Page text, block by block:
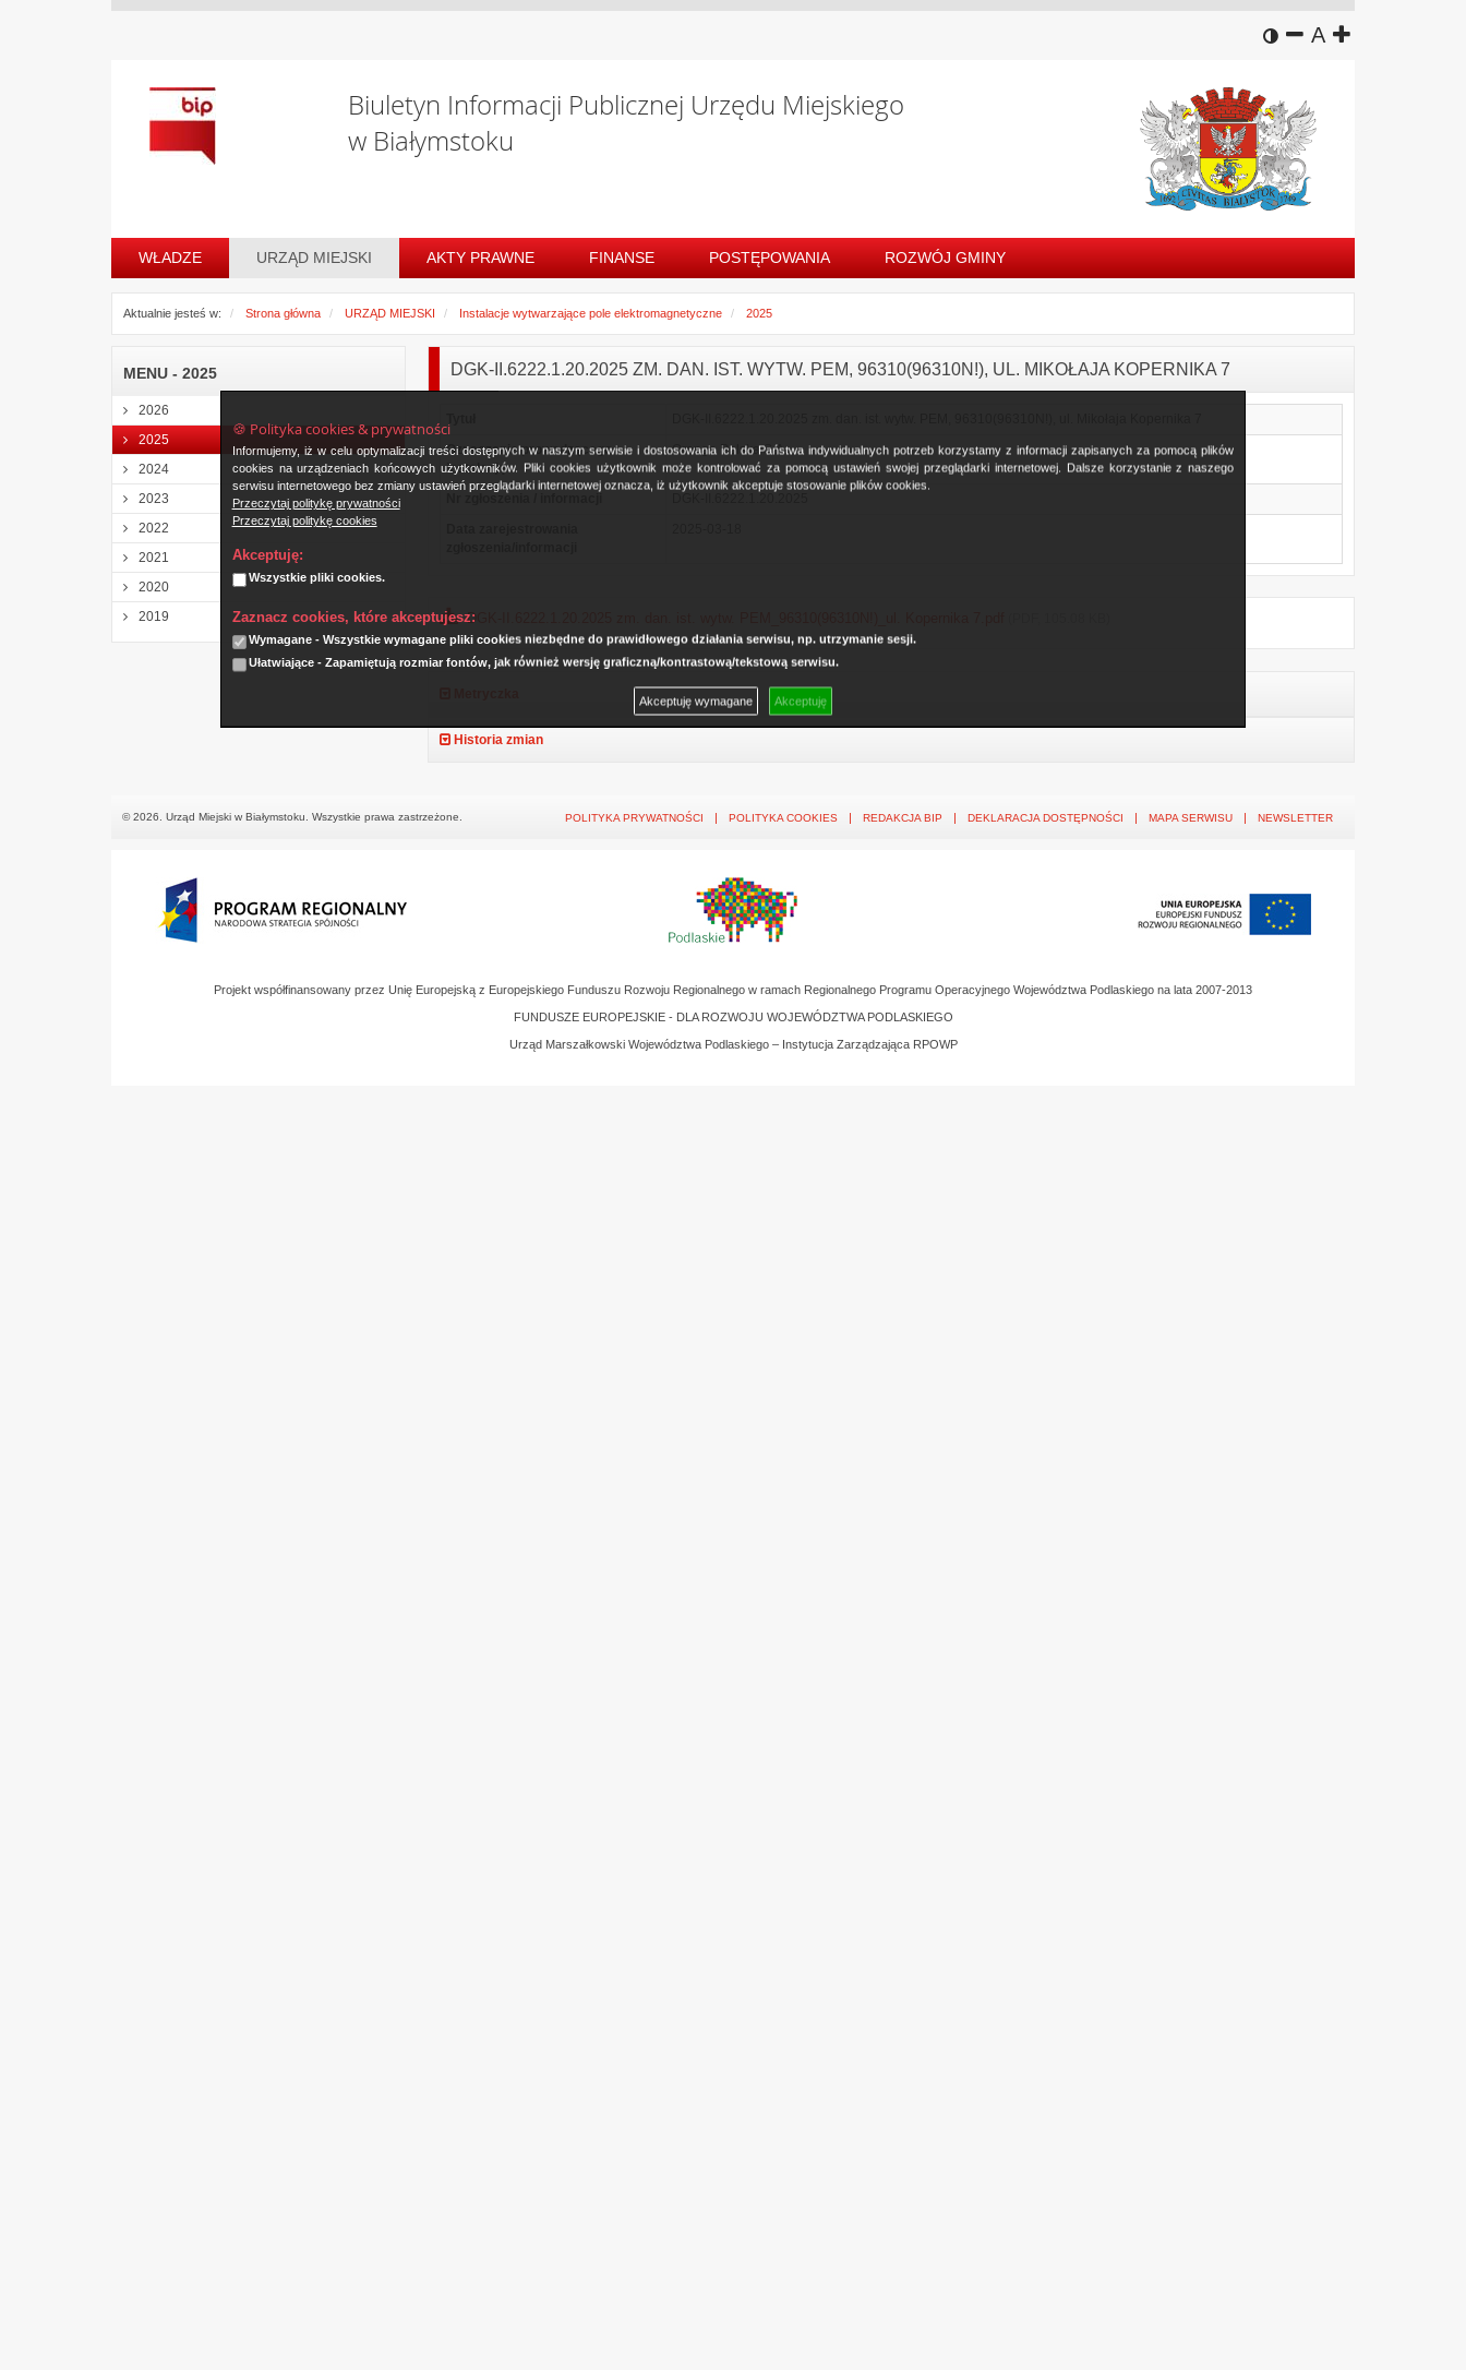
🍪 Polityka cookies & prywatności
Informujemy, iż w celu optymalizacji treści dostępnych w naszym serwisie i dostosowania ich do Państwa indywidualnych potrzeb korzystamy z informacji zapisanych za pomocą plików
cookies na urządzeniach końcowych użytkowników. Pliki cookies użytkownik może kontrolować za pomocą ustawień swojej przeglądarki internetowej. Dalsze korzystanie z naszego
serwisu internetowego bez zmiany ustawień przeglądarki internetowej oznacza, iż użytkownik akceptuje stosowanie plików cookies.
Przeczytaj politykę prywatności
Przeczytaj politykę cookies
Akceptuję:
Wszystkie pliki cookies.
Zaznacz cookies, które akceptujesz:
Wymagane - Wszystkie wymagane pliki cookies niezbędne do prawidłowego działania serwisu, np. utrzymanie sesji.
Ułatwiające - Zapamiętują rozmiar fontów, jak również wersję graficzną/kontrastową/tekstową serwisu.
Akceptuję wymagane Akceptuję
wersja kontrastowa
zmniejsz
Adomyślny
zwiększ
Biuletyn Informacji Publicznej Urzędu Miejskiego
w Białymstoku
WŁADZE URZĄD MIEJSKI AKTY PRAWNE FINANSE POSTĘPOWANIA ROZWÓJ GMINY
Aktualnie jesteś w: Strona główna URZĄD MIEJSKI Instalacje wytwarzające pole elektromagnetyczne 2025
MENU - 2025
2026
2025
2024
2023
2022
2021
2020
2019
DGK-II.6222.1.20.2025 ZM. DAN. IST. WYTW. PEM, 96310(96310N!), UL. MIKOŁAJA KOPERNIKA 7
Oznaczenie prowadzącego
instalację
Orange Polska S.A.
Nr zgłoszenia / informacji
DGK-II.6222.1.20.2025 zm. dan. ist. wytw. PEM_96310(96310N!)_ul. Kopernika 7.pdf
Historia zmian
© 2026. Urząd Miejski w Białymstoku. Wszystkie prawa zastrzeżone. POLITYKA PRYWATNOŚCI POLITYKA COOKIES REDAKCJA BIP DEKLARACJA DOSTĘPNOŚCI MAPA SERWISU NEWSLETTER
Projekt współfinansowany przez Unię Europejską z Europejskiego Funduszu Rozwoju Regionalnego w ramach Regionalnego Programu Operacyjnego Województwa Podlaskiego na lata 2007-2013
FUNDUSZE EUROPEJSKIE - DLA ROZWOJU WOJEWÓDZTWA PODLASKIEGO
Urząd Marszałkowski Województwa Podlaskiego – Instytucja Zarządzająca RPOWP